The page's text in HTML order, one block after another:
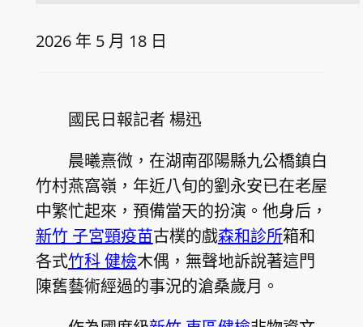
2026 年 5 月 18 日
國民日報記者 楊迅
晨曦熹微，在湖南邵陽縣九公橋鎮白
竹村燕窩嶺，年近八旬的劉永安已在老屋
中繁忙起來，預備當天的扮演。他身后，
新竹 子宮頸疫苗古樸的戲森和診所箱和
各式竹科 健檢木偶，無聲地訴說著這門
陳舊藝術經過的事況的滄桑歲月。